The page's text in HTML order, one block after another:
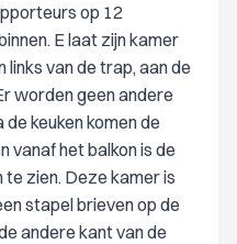
op 12
E laat zijn kamer
links van de trap, aan de
worden geen andere
keuken komen de
vanaf het balkon is de
zien. Deze kamer is
stapel brieven op de
andere kant van de